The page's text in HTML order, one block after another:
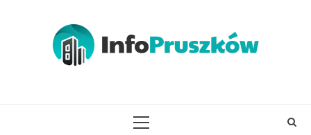
PRIMARY